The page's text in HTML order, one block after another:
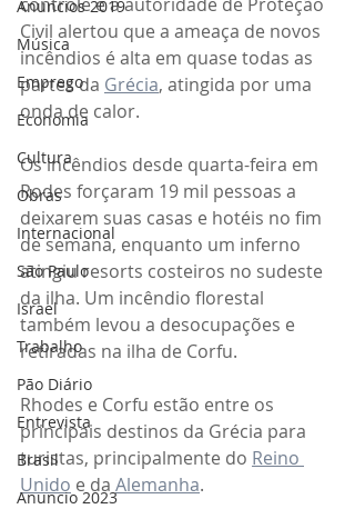
Anuncios 2019
Música
Emprego
Economia
Cultura
Obras
Internacional
São Paulo
Israel
Trabalho
Pão Diário
Entrevista
Brasil
Anuncio 2023
Civil alertou que a ameaça de novos
incêndios é alta em quase todas as
partes da Grécia, atingida por uma
onda de calor.
Os incêndios desde quarta-feira em
Rodes forçaram 19 mil pessoas a
deixarem suas casas e hotéis no fim
de semana, enquanto um inferno
atingiu resorts costeiros no sudeste
da ilha. Um incêndio florestal
também levou a desocupações e
retiradas na ilha de Corfu.
Rhodes e Corfu estão entre os
principais destinos da Grécia para
turistas, principalmente do Reino
Unido e da Alemanha.